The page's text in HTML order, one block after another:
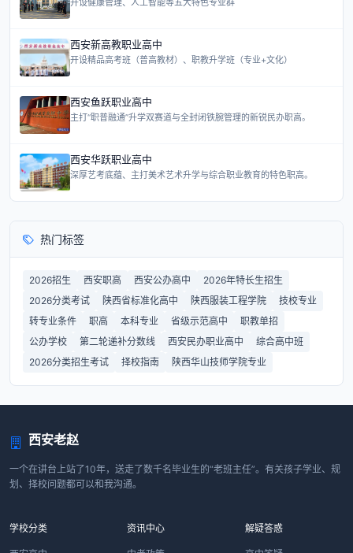
开设健康管理、人工智能等五大特色专业群
西安新高教职业高中
开设精品高考班（普高教材）、职教升学班（专业+文化）
西安鱼跃职业高中
主打“职普融通”升学双赛道与全封闭铁腕管理的新锐民办职高。
西安华跃职业高中
深厚艺考底蕴、主打美术艺术升学与综合职业教育的特色职高。
热门标签
2026招生 西安职高 西安公办高中
2026年特长生招生
2026分类考试
陕西省标准化高中 陕西服装工程学院
技校专业
转专业条件
职高 本科专业 省级示范高中
职教单招
公办学校
第二轮递补分数线 西安民办职业高中
综合高中班
2026分类招生考试
择校指南 陕西华山技师学院专业
西安老赵
一个在讲台上站了10年，送走了数千名毕业生的“老班主任”。有关孩子学业、规
划、择校问题都可以和我沟通。
学校分类 资讯中心 解疑答惑